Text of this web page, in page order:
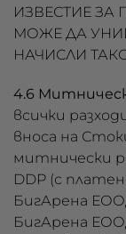
ИЗВЕСТИЕ ЗА
МОЖЕ ДА
НАЧИСЛИ
4.6
всички
вноса на
митнически
DDP (с
БигАрена
БигАрена